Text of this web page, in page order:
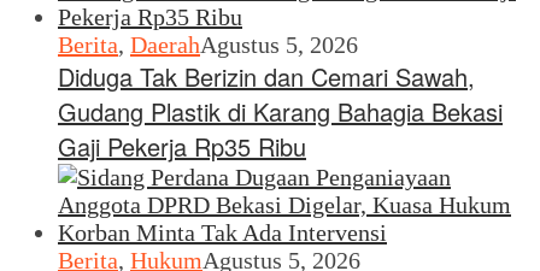
Berita, DaerahAgustus 5, 2026
Diduga Tak Berizin dan Cemari Sawah,
Gudang Plastik di Karang Bahagia Bekasi
Gaji Pekerja Rp35 Ribu
Berita, HukumAgustus 5, 2026